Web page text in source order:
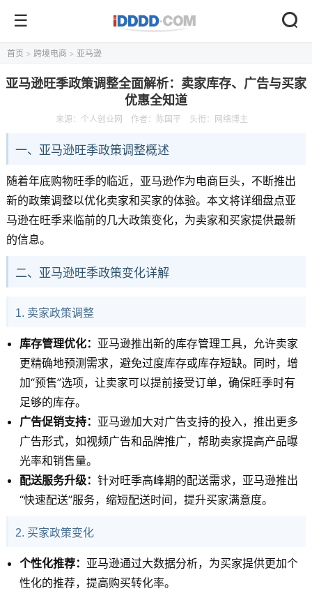
首页 > 跨境电商 > 亚马逊
亚马逊旺季政策调整全面解析：卖家库存、广告与买家
优惠全知道
来源： 个人创业网 作者：陈国平 头衔：网络博主
一、亚马逊旺季政策调整概述
随着年底购物旺季的临近，亚马逊作为电商巨头，不断推出
新的政策调整以优化卖家和买家的体验。本文将详细盘点亚
马逊在旺季来临前的几大政策变化，为卖家和买家提供最新
的信息。
二、亚马逊旺季政策变化详解
1. 卖家政策调整
库存管理优化： 亚马逊推出新的库存管理工具，允许卖家
更精确地预测需求，避免过度库存或库存短缺。同时，增
加“预售”选项，让卖家可以提前接受订单，确保旺季时有
足够的库存。
广告促销支持： 亚马逊加大对广告支持的投入，推出更多
广告形式，如视频广告和品牌推广，帮助卖家提高产品曝
光率和销售量。
配送服务升级：针对旺季高峰期的配送需求，亚马逊推出
“快速配送”服务，缩短配送时间，提升买家满意度。
2. 买家政策变化
个性化推荐： 亚马逊通过大数据分析，为买家提供更加个
性化的推荐，提高购买转化率。